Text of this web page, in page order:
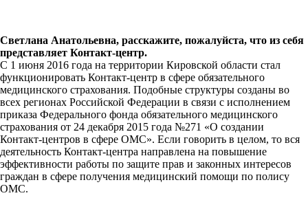
Светлана Анатольевна, расскажите, пожалуйста, что из себя
представляет Контакт-центр.
С 1 июня 2016 года на территории Кировской области стал
функционировать Контакт-центр в сфере обязательного
медицинского страхования. Подобные структуры созданы во
всех регионах Российской Федерации в связи с исполнением
приказа Федерального фонда обязательного медицинского
страхования от 24 декабря 2015 года №271 «О создании
Контакт-центров в сфере ОМС». Если говорить в целом, то вся
деятельность Контакт-центра направлена на повышение
эффективности работы по защите прав и законных интересов
граждан в сфере получения медицинский помощи по полису
ОМС.